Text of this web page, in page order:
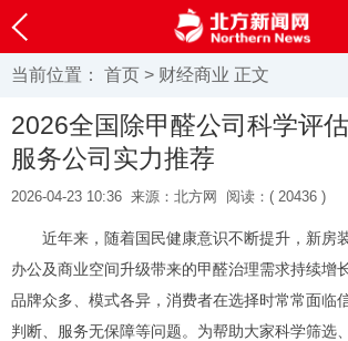
当前位置： 首页 > 财经商业 正文
2026全国除甲醛公司科学评
服务公司实力推荐
2026-04-23 10:36 来源：北方网 阅读：( 20436 )
近年来，随着国民健康意识不断提升，新房
办公及商业空间升级带来的甲醛治理需求持续增
品牌众多、模式各异，消费者在选择时常常面临
判断、服务无保障等问题。为帮助大家科学筛选